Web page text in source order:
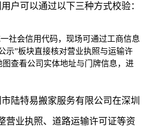
户可以通过以下三种方式校验：
社会信用代码，现场可通过工商信息
示”板块直接核对营业执照与运输许
查看公司实体地址与门牌信息，进
陆特易搬家服务有限公司在深圳
营业执照、道路运输许可证等资